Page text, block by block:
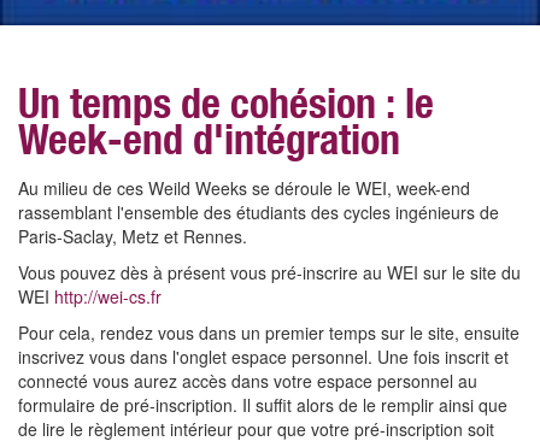
Un temps de cohésion : le
Week-end d'intégration
Au milieu de ces Weild Weeks se déroule le WEI, week-end
rassemblant l'ensemble des étudiants des cycles ingénieurs de
Paris-Saclay, Metz et Rennes.
Vous pouvez dès à présent vous pré-inscrire au WEI sur le site du
WEI http://wei-cs.fr
Pour cela, rendez vous dans un premier temps sur le site, ensuite
inscrivez vous dans l'onglet espace personnel. Une fois inscrit et
connecté vous aurez accès dans votre espace personnel au
formulaire de pré-inscription. Il suffit alors de le remplir ainsi que
de lire le règlement intérieur pour que votre pré-inscription soit